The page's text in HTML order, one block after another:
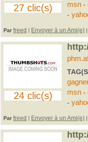
27 clic(s)
msn -
-
Par freed | Envoyer à un Ami(e) |
24 clic(s)
msn -
-
Par freed | Envoyer à un Ami(e) |